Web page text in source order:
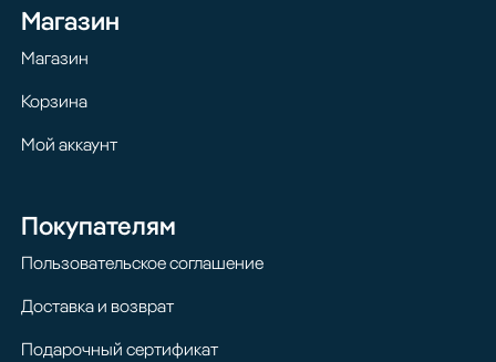
Магазин
Магазин
Корзина
Мой аккаунт
Покупателям
Пользовательское соглашение
Доставка и возврат
Подарочный сертификат